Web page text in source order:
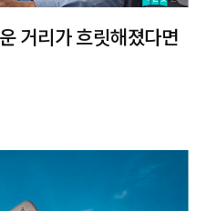
거리가 흐릿해졌다면